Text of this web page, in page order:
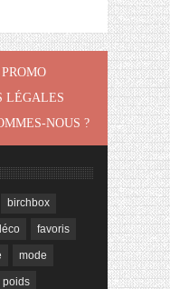
LÉGALES
NOUS ?
birchbox
favoris
mode
poids